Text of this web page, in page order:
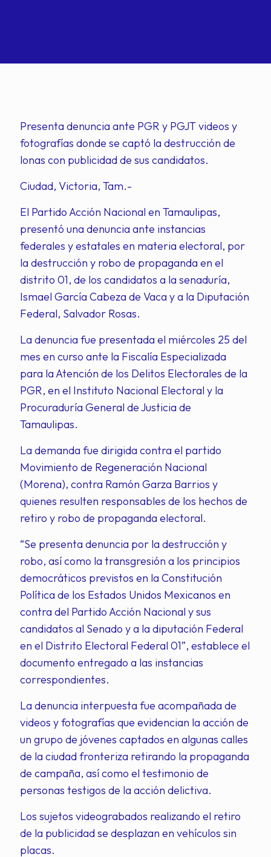
Presenta denuncia ante PGR y PGJT videos y
fotografías donde se captó la destrucción de
lonas con publicidad de sus candidatos.
Ciudad, Victoria, Tam.-
El Partido Acción Nacional en Tamaulipas,
presentó una denuncia ante instancias
federales y estatales en materia electoral, por
la destrucción y robo de propaganda en el
distrito 01, de los candidatos a la senaduría,
Ismael García Cabeza de Vaca y a la Diputación
Federal, Salvador Rosas.
La denuncia fue presentada el miércoles 25 del
mes en curso ante la Fiscalía Especializada
para la Atención de los Delitos Electorales de la
PGR, en el Instituto Nacional Electoral y la
Procuraduría General de Justicia de
Tamaulipas.
La demanda fue dirigida contra el partido
Movimiento de Regeneración Nacional
(Morena), contra Ramón Garza Barrios y
quienes resulten responsables de los hechos de
retiro y robo de propaganda electoral.
“Se presenta denuncia por la destrucción y
robo, así como la transgresión a los principios
democráticos previstos en la Constitución
Política de los Estados Unidos Mexicanos en
contra del Partido Acción Nacional y sus
candidatos al Senado y a la diputación Federal
en el Distrito Electoral Federal 01”, establece el
documento entregado a las instancias
correspondientes.
La denuncia interpuesta fue acompañada de
videos y fotografías que evidencian la acción de
un grupo de jóvenes captados en algunas calles
de la ciudad fronteriza retirando la propaganda
de campaña, así como el testimonio de
personas testigos de la acción delictiva.
Los sujetos videograbados realizando el retiro
de la publicidad se desplazan en vehículos sin
placas.